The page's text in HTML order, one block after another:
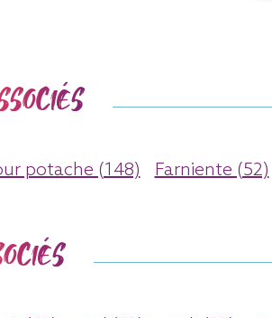
potache (148) Farniente (52)